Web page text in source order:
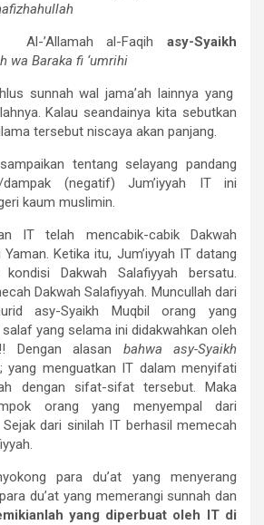
al-Faqih asy-Syaikh
wa Baraka fi ‘umrihi
sunnah wal jama’ah lainnya yang
Kalau seandainya kita sebutkan
tersebut niscaya akan panjang.
tentang selayang pandang
dampak (negatif) Jum’iyyah IT ini
kaum muslimin.
IT telah mencabik-cabik Dakwah
Ketika itu, Jum’iyyah IT datang
Dakwah Salafiyyah bersatu.
Dakwah Salafiyyah. Muncullah dari
asy-Syaikh Muqbil orang yang
yang selama ini didakwahkan oleh
Dengan alasan bahwa asy-Syaikh
yang menguatkan IT dalam menyifati
dengan sifat-sifat tersebut. Maka
orang yang menyempal dari
Sejak dari sinilah IT berhasil memecah
para du’at yang menyerang
du’at yang memerangi sunnah dan
yang diperbuat oleh IT di